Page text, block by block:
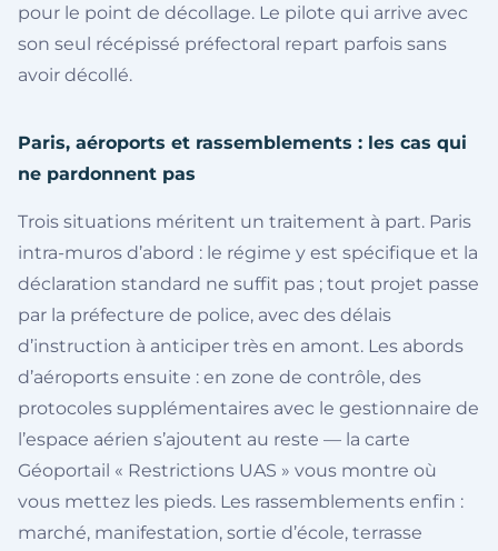
pour le point de décollage. Le pilote qui arrive avec
son seul récépissé préfectoral repart parfois sans
avoir décollé.
Paris, aéroports et rassemblements : les cas qui
ne pardonnent pas
Trois situations méritent un traitement à part. Paris
intra-muros d’abord : le régime y est spécifique et la
déclaration standard ne suffit pas ; tout projet passe
par la préfecture de police, avec des délais
d’instruction à anticiper très en amont. Les abords
d’aéroports ensuite : en zone de contrôle, des
protocoles supplémentaires avec le gestionnaire de
l’espace aérien s’ajoutent au reste — la carte
Géoportail « Restrictions UAS » vous montre où
vous mettez les pieds. Les rassemblements enfin :
marché, manifestation, sortie d’école, terrasse